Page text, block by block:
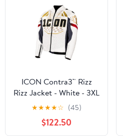
ICON Contra3™ Rizz
Rizz Jacket - White - 3XL
2810-4305
★★★★☆ (45)
$122.50